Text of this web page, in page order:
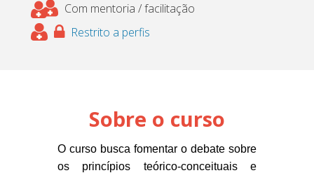
Com mentoria / facilitação
Restrito a perfis
Sobre o curso
O curso busca fomentar o debate sobre
os princípios teórico-conceituais e